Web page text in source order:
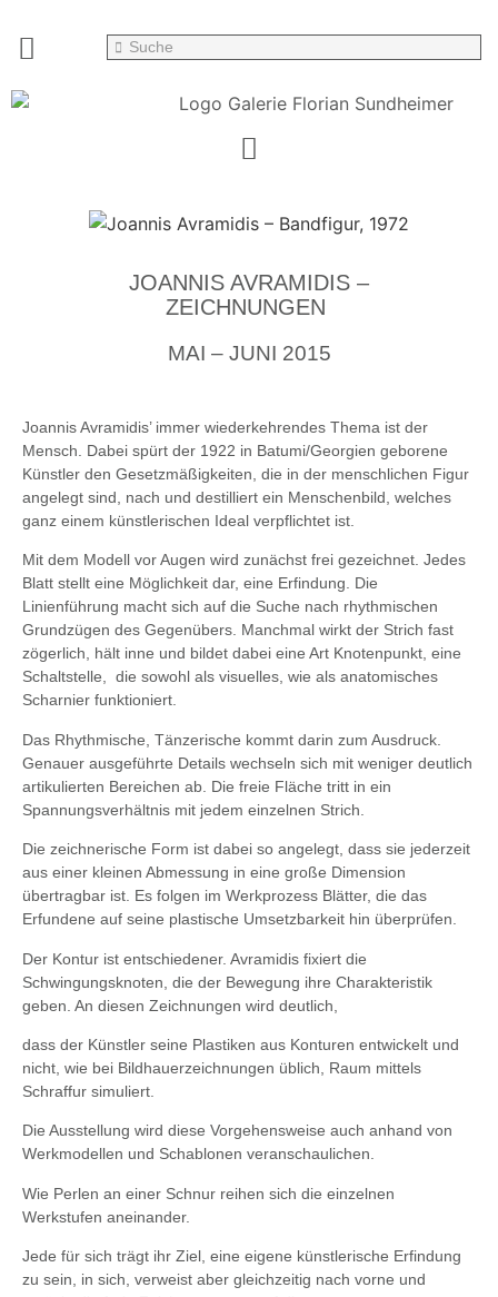
JOANNIS AVRAMIDIS –
ZEICHNUNGEN
MAI – JUNI 2015
Joannis Avramidis’ immer wiederkehrendes Thema ist der
Mensch. Dabei spürt der 1922 in Batumi/Georgien geborene
Künstler den Gesetzmäßigkeiten, die in der menschlichen Figur
angelegt sind, nach und destilliert ein Menschenbild, welches
ganz einem künstlerischen Ideal verpflichtet ist.
Mit dem Modell vor Augen wird zunächst frei gezeichnet. Jedes
Blatt stellt eine Möglichkeit dar, eine Erfindung. Die
Linienführung macht sich auf die Suche nach rhythmischen
Grundzügen des Gegenübers. Manchmal wirkt der Strich fast
zögerlich, hält inne und bildet dabei eine Art Knotenpunkt, eine
Schaltstelle, die sowohl als visuelles, wie als anatomisches
Scharnier funktioniert.
Das Rhythmische, Tänzerische kommt darin zum Ausdruck.
Genauer ausgeführte Details wechseln sich mit weniger deutlich
artikulierten Bereichen ab. Die freie Fläche tritt in ein
Spannungsverhältnis mit jedem einzelnen Strich.
Die zeichnerische Form ist dabei so angelegt, dass sie jederzeit
aus einer kleinen Abmessung in eine große Dimension
übertragbar ist. Es folgen im Werkprozess Blätter, die das
Erfundene auf seine plastische Umsetzbarkeit hin überprüfen.
Der Kontur ist entschiedener. Avramidis fixiert die
Schwingungsknoten, die der Bewegung ihre Charakteristik
geben. An diesen Zeichnungen wird deutlich,
dass der Künstler seine Plastiken aus Konturen entwickelt und
nicht, wie bei Bildhauerzeichnungen üblich, Raum mittels
Schraffur simuliert.
Die Ausstellung wird diese Vorgehensweise auch anhand von
Werkmodellen und Schablonen veranschaulichen.
Wie Perlen an einer Schnur reihen sich die einzelnen
Werkstufen aneinander.
Jede für sich trägt ihr Ziel, eine eigene künstlerische Erfindung
zu sein, in sich, verweist aber gleichzeitig nach vorne und